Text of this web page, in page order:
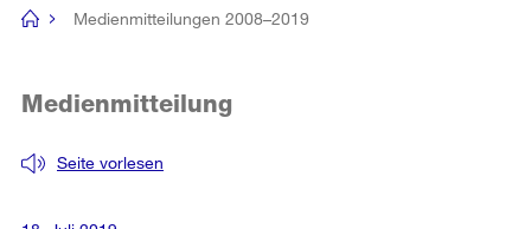
Navigation
[no
Medienmitteilungen 2008–2019
Seite vorlesen
Medienmitteilung